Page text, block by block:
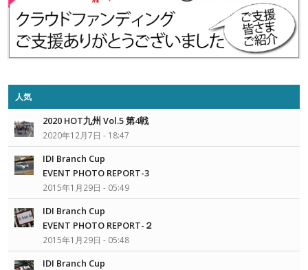
人気
2020 HOT九州 Vol.5 第4戦
2020年12月7日 - 18:47
IDI Branch Cup
EVENT PHOTO REPORT-3
2015年1月29日 - 05:49
IDI Branch Cup
EVENT PHOTO REPORT-２
2015年1月29日 - 05:48
IDI Branch Cup